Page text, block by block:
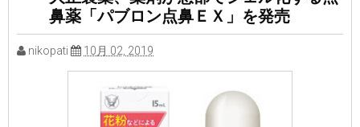
鼻薬「パブロン点鼻ＥＸ」を発売
nikopati 10月 02, 2019